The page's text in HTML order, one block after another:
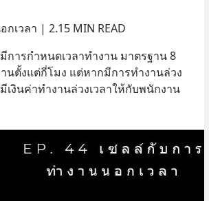
กเวลา | 2.15 MIN READ
ารกำหนดเวลาทำงาน มาตรฐาน 8
นตั้งแต่กี่โมง แต่หากมีการทำงานล่วง
เงินค่าทำงานล่วงเวลาให้กับพนักงาน